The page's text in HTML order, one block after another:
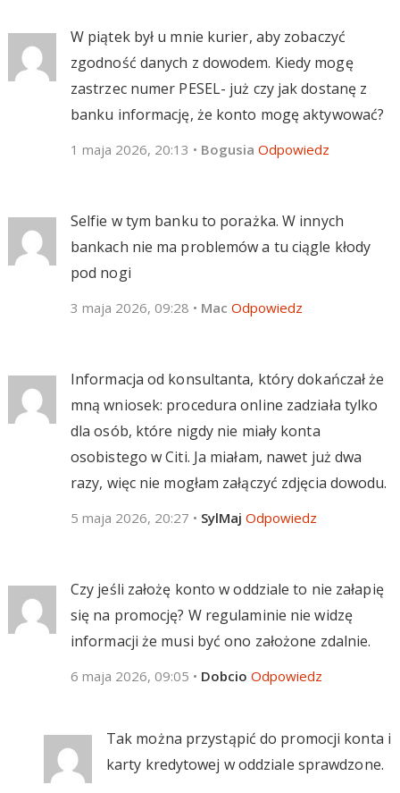
W piątek był u mnie kurier, aby zobaczyć
zgodność danych z dowodem. Kiedy mogę
zastrzec numer PESEL- już czy jak dostanę z
banku informację, że konto mogę aktywować?
1 maja 2026, 20:13 • Bogusia Odpowiedz
Selfie w tym banku to porażka. W innych
bankach nie ma problemów a tu ciągle kłody
pod nogi
3 maja 2026, 09:28 • Mac Odpowiedz
Informacja od konsultanta, który dokańczał że
mną wniosek: procedura online zadziała tylko
dla osób, które nigdy nie miały konta
osobistego w Citi. Ja miałam, nawet już dwa
razy, więc nie mogłam załączyć zdjęcia dowodu.
5 maja 2026, 20:27 • SylMaj Odpowiedz
Czy jeśli założę konto w oddziale to nie załapię
się na promocję? W regulaminie nie widzę
informacji że musi być ono założone zdalnie.
6 maja 2026, 09:05 • Dobcio Odpowiedz
Tak można przystąpić do promocji konta i
karty kredytowej w oddziale sprawdzone.